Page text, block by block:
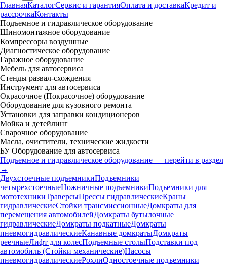
ГлавнаяКаталогСервис и гарантияОплата и доставкаКредит и
рассрочкаКонтакты
Подъемное и гидравлическое оборудование
Шиномонтажное оборудование
Компрессоры воздушные
Диагностическое оборудование
Гаражное оборудование
Мебель для автосервиса
Стенды развал-схождения
Инструмент для автосервиса
Окрасочное (Покрасочное) оборудование
Оборудование для кузовного ремонта
Установки для заправки кондиционеров
Мойка и детейлинг
Сварочное оборудование
Масла, очистители, технические жидкости
БУ Оборудование для автосервиса
Подъемное и гидравлическое оборудование — перейти в раздел
→
Двухстоечные подъемникиПодъемники
четырехстоечныеНожничные подъемникиПодъемники для
мототехникиТраверсыПрессы гидравлическиеКраны
гидравлическиеСтойки трансмиссионныеДомкраты для
перемещения автомобилейДомкраты бутылочные
гидравлическиеДомкраты подкатныеДомкраты
пневмогидравлическиеКанавные домкратыДомкраты
реечныеЛифт для колесПодъемные столыПодставки под
автомобиль (Стойки механические)Насосы
пневмогидравлическиеРохлиОдностоечные подъемники